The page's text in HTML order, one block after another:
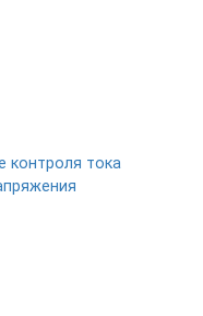
контроля тока